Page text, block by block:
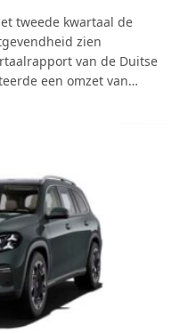
tweede kwartaal de
zien
van de Duitse
een omzet van…